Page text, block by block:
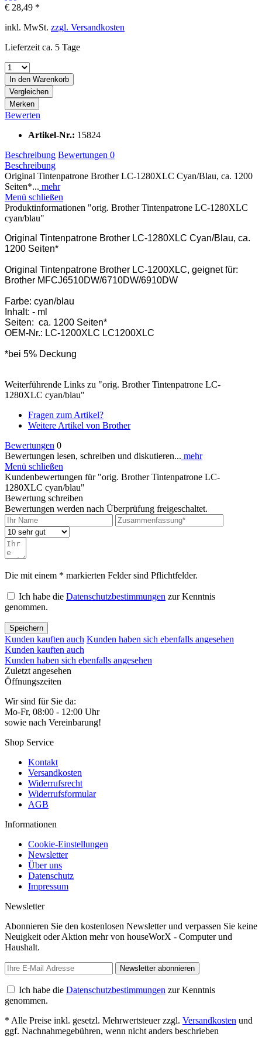
€ 28,49 *
inkl. MwSt. zzgl. Versandkosten
Lieferzeit ca. 5 Tage
In den Warenkorb
Vergleichen
Merken
Bewerten
Artikel-Nr.: 15824
Beschreibung Bewertungen 0
Beschreibung
Original Tintenpatrone Brother LC-1280XLC Cyan/Blau, ca. 1200
Seiten*... mehr
Menü schließen
Produktinformationen "orig. Brother Tintenpatrone LC-1280XLC
cyan/blau"
Original Tintenpatrone Brother LC-1280XLC Cyan/Blau, ca.
1200 Seiten*
Original Tintenpatrone Brother LC-1200XLC, geignet für:
Brother MFCJ6510DW/6710DW/6910DW
Farbe: cyan/blau
Inhalt: - ml
Seiten: ca. 1200 Seiten*
OEM-Nr.: LC-1200XLC LC1200XLC
*bei 5% Deckung
Weiterführende Links zu "orig. Brother Tintenpatrone LC-
1280XLC cyan/blau"
Fragen zum Artikel?
Weitere Artikel von Brother
Bewertungen 0
Bewertungen lesen, schreiben und diskutieren... mehr
Menü schließen
Kundenbewertungen für "orig. Brother Tintenpatrone LC-
1280XLC cyan/blau"
Bewertung schreiben
Bewertungen werden nach Überprüfung freigeschaltet.
Die mit einem * markierten Felder sind Pflichtfelder.
Ich habe die Datenschutzbestimmungen zur Kenntnis
genommen.
Speichern
Kunden kauften auch Kunden haben sich ebenfalls angesehen
Kunden kauften auch
Kunden haben sich ebenfalls angesehen
Zuletzt angesehen
Öffnungszeiten
Wir sind für Sie da:
Mo-Fr, 08:00 - 12:00 Uhr
sowie nach Vereinbarung!
Shop Service
Kontakt
Versandkosten
Widerrufsrecht
Widerrufsformular
AGB
Informationen
Cookie-Einstellungen
Newsletter
Über uns
Datenschutz
Impressum
Newsletter
Abonnieren Sie den kostenlosen Newsletter und verpassen Sie keine
Neuigkeit oder Aktion mehr von houseWorX - Computer und
Haushalt.
Newsletter abonnieren
Ich habe die Datenschutzbestimmungen zur Kenntnis
genommen.
* Alle Preise inkl. gesetzl. Mehrwertsteuer zzgl. Versandkosten und
ggf. Nachnahmegebühren, wenn nicht anders beschrieben